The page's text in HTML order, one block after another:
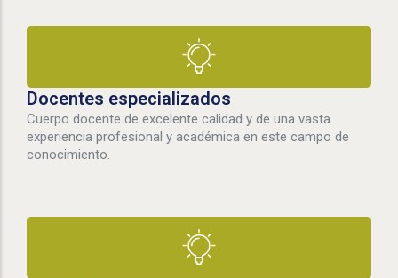
Docentes especializados
Cuerpo docente de excelente calidad y de una vasta
experiencia profesional y académica en este campo de
conocimiento.